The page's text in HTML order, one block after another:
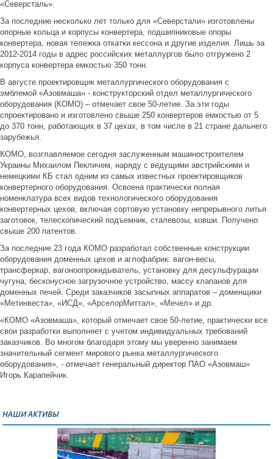
«Северсталь».
За последние несколько лет только для «Северстали» изготовлены
опорные кольца и корпусы конвертера, подшипниковые опоры
конвертера, новая тележка откатки кессона и другие изделия. Лишь за
2012-2014 годы в адрес российских металлургов было отгружено 2
корпуса конвертера емкостью 350 тонн.
В августе проектировщик металлургического оборудования с
эмблемой «Азовмаша» - конструкторский отдел металлургического
оборудования (КОМО) – отмечает свое 50-летие. За эти годы
спроектировано и изготовлено свыше 250 конвертеров емкостью от 5
до 370 тонн, работающих в 37 цехах, в том числе в 21 стране дальнего
зарубежья.
КОМО, возглавляемое сегодня заслуженным машиностроителем
Украины Михаилом Пекличем, наряду с ведущими австрийскими и
немецкими КБ стал одним из самых известных проектировщиков
конвертерного оборудования. Освоена практически полная
номенклатура всех видов технологического оборудования
конвертерных цехов, включая сортовую установку непрерывного литья
заготовок, телескопический подъемник, сталевозы, ковши. Получено
свыше 200 патентов.
За последние 23 года КОМО разработал собственные конструкции
оборудования доменных цехов и аглофабрик: вагон-весы,
трансферкар, вагоноопрокидыватель, установку для десульфурации
чугуна, бесконусное загрузочное устройство, массу клапанов для
доменных печей. Среди заказчиков засыпных аппаратов – доменщики
«Метинвеста», «ИСД», «АрселорМиттал», «Мечел» и др.
«КОМО «Азовмаша», который отмечает свое 50-летие, практически все
свои разработки выполняет с учетом индивидуальных требований
заказчиков. Во многом благодаря этому мы уверенно занимаем
значительный сегмент мирового рынка металлургического
оборудования», - отмечает генеральный директор ПАО «Азовмаш»
Игорь Карапейчик.
НАШИ АКТИВЫ